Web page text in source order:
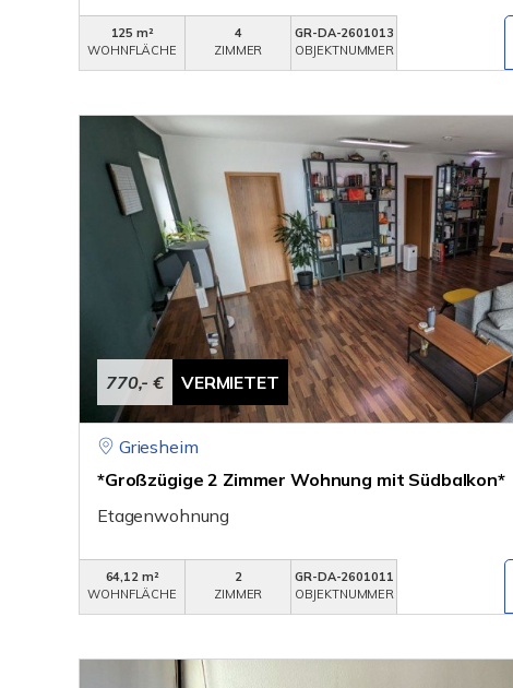
125 m²
WOHNFLÄCHE
4
ZIMMER
GR-DA-2601013
OBJEKTNUMMER
770,- € VERMIETET
Griesheim
*Großzügige 2 Zimmer Wohnung mit Südbalkon*
Etagenwohnung
64,12 m²
WOHNFLÄCHE
2
ZIMMER
GR-DA-2601011
OBJEKTNUMMER